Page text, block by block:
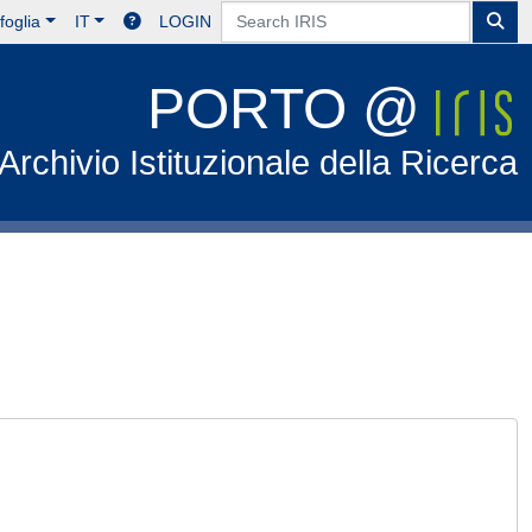
IT LOGIN
PORTO @
Istituzionale della Ricerca